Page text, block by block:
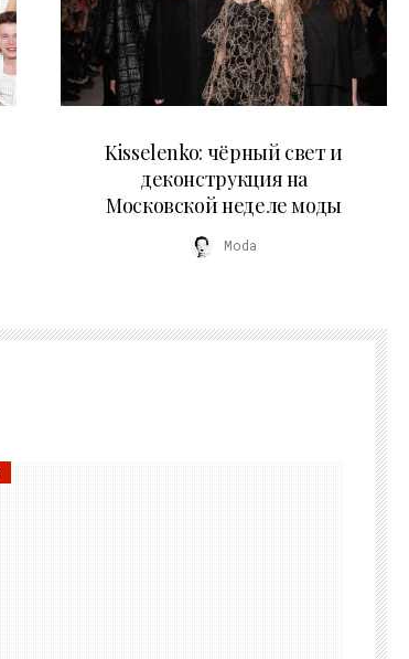
Kisselenko: чёрный свет и
деконструкция на
Московской неделе моды
Moda